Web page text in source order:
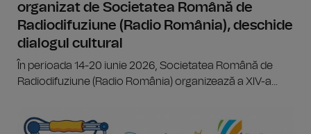
organizat de Societatea Română de
Radiodifuziune (Radio România), deschide
dialogul cultural
În perioada 14-20 iunie 2026, Societatea Română de
Radiodifuziune (Radio România) organizează a XIV-a...